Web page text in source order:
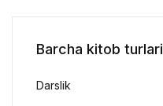
Barcha kitob turlari
Darslik